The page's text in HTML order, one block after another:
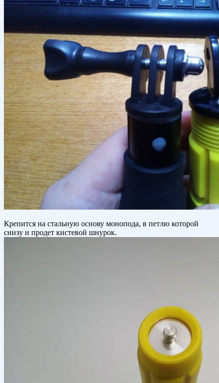
Крепится на стальную основу монопода, в петлю которой
снизу и продет кистевой шнурок.